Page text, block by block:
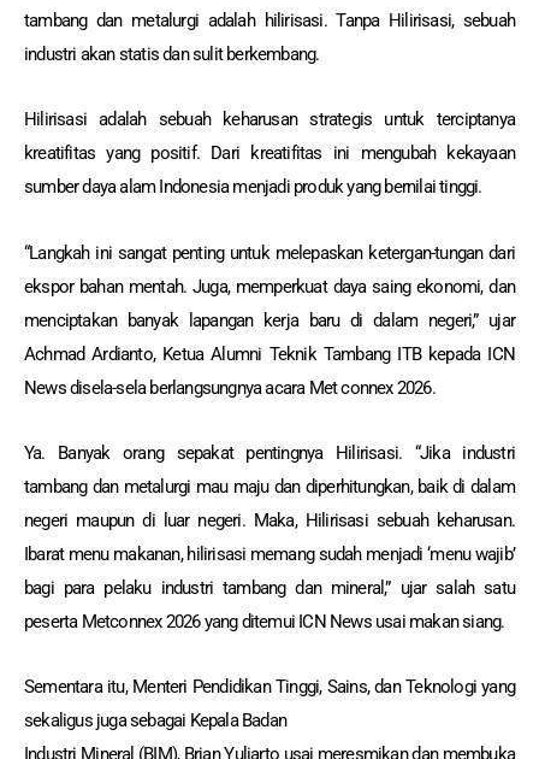
tambang dan metalurgi adalah hilirisasi. Tanpa Hilirisasi, sebuah
industri akan statis dan sulit berkembang.
Hilirisasi adalah sebuah keharusan strategis untuk terciptanya
kreatifitas yang positif. Dari kreatifitas ini mengubah kekayaan
sumber daya alam Indonesia menjadi produk yang bernilai tinggi.
“Langkah ini sangat penting untuk melepaskan ketergan-tungan dari
ekspor bahan mentah. Juga, memperkuat daya saing ekonomi, dan
menciptakan banyak lapangan kerja baru di dalam negeri,” ujar
Achmad Ardianto, Ketua Alumni Teknik Tambang ITB kepada ICN
News disela-sela berlangsungnya acara Met connex 2026.
Ya. Banyak orang sepakat pentingnya Hilirisasi. “Jika industri
tambang dan metalurgi mau maju dan diperhitungkan, baik di dalam
negeri maupun di luar negeri. Maka, Hilirisasi sebuah keharusan.
Ibarat menu makanan, hilirisasi memang sudah menjadi ‘menu wajib’
bagi para pelaku industri tambang dan mineral,” ujar salah satu
peserta Metconnex 2026 yang ditemui ICN News usai makan siang.
Sementara itu, Menteri Pendidikan Tinggi, Sains, dan Teknologi yang
sekaligus juga sebagai Kepala Badan
Industri Mineral (BIM), Brian Yuliarto usai meresmikan dan membuka